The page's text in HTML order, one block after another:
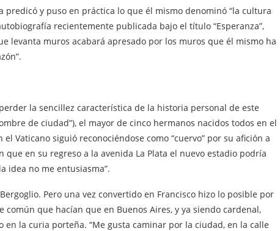
predicó y puso en práctica lo que él mismo denominó “la cultura
recientemente publicada bajo el título “Esperanza”,
levanta muros acabará apresado por los muros que él mismo ha
la sencillez característica de la historia personal de este
de ciudad”), el mayor de cinco hermanos nacidos todos en el
Vaticano siguió reconociéndose como “cuervo” por su afición a
que en su regreso a la avenida La Plata el nuevo estadio podría
idea no me entusiasma”.
Pero una vez convertido en Francisco hizo lo posible por
que hacían que en Buenos Aires, y ya siendo cardenal,
la curia porteña. “Me gusta caminar por la ciudad, en la calle